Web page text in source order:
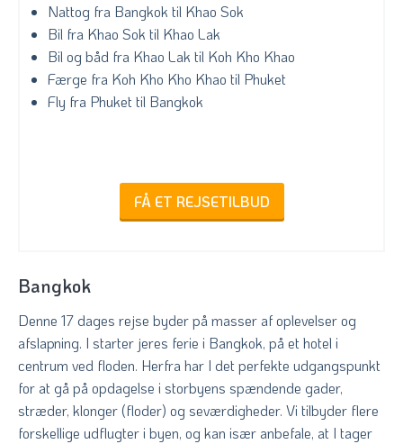
Nattog fra Bangkok til Khao Sok
Bil fra Khao Sok til Khao Lak
Bil og båd fra Khao Lak til Koh Kho Khao
Færge fra Koh Kho Kho Khao til Phuket
Fly fra Phuket til Bangkok
FÅ ET REJSETILBUD
Bangkok
Denne 17 dages rejse byder på masser af oplevelser og
afslapning. I starter jeres ferie i Bangkok, på et hotel i
centrum ved floden. Herfra har I det perfekte udgangspunkt
for at gå på opdagelse i storbyens spændende gader,
stræder, klonger (floder) og seværdigheder. Vi tilbyder flere
forskellige udflugter i byen, og kan især anbefale, at I tager